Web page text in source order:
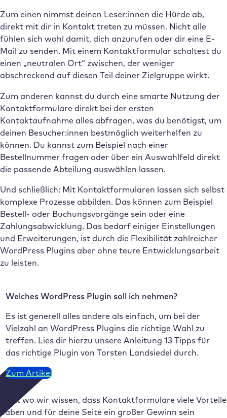
Zum einen nimmst deinen Leser:innen die Hürde ab,
direkt mit dir in Kontakt treten zu müssen. Nicht alle
fühlen sich wohl damit, dich anzurufen oder dir eine E-
Mail zu senden. Mit einem Kontaktformular schaltest du
einen „neutralen Ort“ zwischen, der weniger
abschreckend auf diesen Teil deiner Zielgruppe wirkt.
Zum anderen kannst du durch eine smarte Nutzung der
Kontaktformulare direkt bei der ersten
Kontaktaufnahme alles abfragen, was du benötigst, um
deinen Besucher:innen bestmöglich weiterhelfen zu
können. Du kannst zum Beispiel nach einer
Bestellnummer fragen oder über ein Auswahlfeld direkt
die passende Abteilung auswählen lassen.
Und schließlich: Mit Kontaktformularen lassen sich selbst
komplexe Prozesse abbilden. Das können zum Beispiel
Bestell- oder Buchungsvorgänge sein oder eine
Zahlungsabwicklung. Das bedarf einiger Einstellungen
und Erweiterungen, ist durch die Flexibilität zahlreicher
WordPress Plugins aber ohne teure Entwicklungsarbeit
zu leisten.
Welches WordPress Plugin soll ich nehmen?
Es ist generell alles andere als einfach, um bei der
Vielzahl an WordPress Plugins die richtige Wahl zu
treffen. Lies dir hierzu unsere Anleitung 13 Tipps für
das richtige Plugin von Torsten Landsiedel durch.
Zum Artikel
Jetzt wo wir wissen, dass Kontaktformulare viele Vorteile
haben und für deine Seite ein großer Gewinn sein